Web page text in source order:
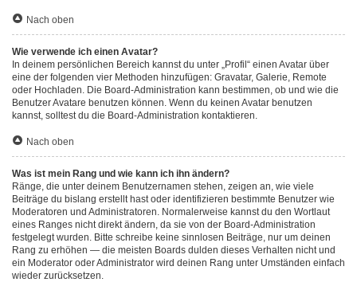
Nach oben
Wie verwende ich einen Avatar?
In deinem persönlichen Bereich kannst du unter „Profil“ einen Avatar über
eine der folgenden vier Methoden hinzufügen: Gravatar, Galerie, Remote
oder Hochladen. Die Board-Administration kann bestimmen, ob und wie die
Benutzer Avatare benutzen können. Wenn du keinen Avatar benutzen
kannst, solltest du die Board-Administration kontaktieren.
Nach oben
Was ist mein Rang und wie kann ich ihn ändern?
Ränge, die unter deinem Benutzernamen stehen, zeigen an, wie viele
Beiträge du bislang erstellt hast oder identifizieren bestimmte Benutzer wie
Moderatoren und Administratoren. Normalerweise kannst du den Wortlaut
eines Ranges nicht direkt ändern, da sie von der Board-Administration
festgelegt wurden. Bitte schreibe keine sinnlosen Beiträge, nur um deinen
Rang zu erhöhen — die meisten Boards dulden dieses Verhalten nicht und
ein Moderator oder Administrator wird deinen Rang unter Umständen einfach
wieder zurücksetzen.